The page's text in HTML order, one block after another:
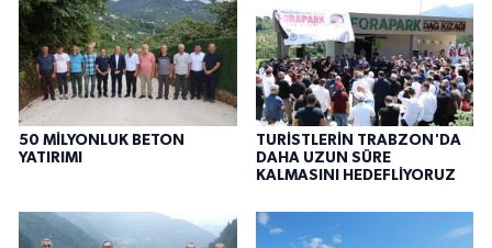
50 MİLYONLUK BETON
YATIRIMI
TURİSTLERİN TRABZON'DA
DAHA UZUN SÜRE
KALMASINI HEDEFLİYORUZ